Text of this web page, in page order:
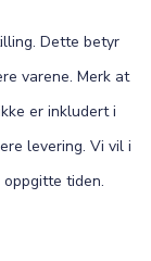
Dette betyr
varene. Merk at
er inkludert i
levering. Vi vil i
tiden.